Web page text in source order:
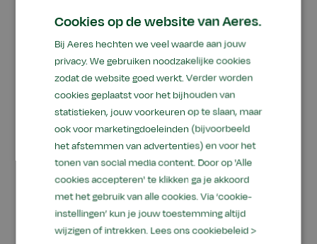
Truda Kruijer (l) neemt het lesmateriaal in
ontvangst uit handen van Marlies Beukenkamp
(r). In het midden Jetske de Boer.
Haal een paar tuintegels weg en kijk wat er
gebeurt
In de vmbo-onderbouw vmbo bestaat het
Cookies op de website van Aeres.
Bij Aeres hechten we veel waarde aan jouw
privacy. We gebruiken noodzakelijke cookies
zodat de website goed werkt. Verder worden
cookies geplaatst voor het bijhouden van
statistieken, jouw voorkeuren op te slaan, maar
ook voor marketingdoeleinden (bijvoorbeeld
het afstemmen van advertenties) en voor het
tonen van social media content. Door op 'Alle
cookies accepteren' te klikken ga je akkoord
met het gebruik van alle cookies. Via ‘cookie-
instellingen’ kun je jouw toestemming altijd
wijzigen of intrekken. Lees ons cookiebeleid >